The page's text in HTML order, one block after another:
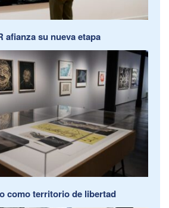
afianza su nueva etapa
como territorio de libertad